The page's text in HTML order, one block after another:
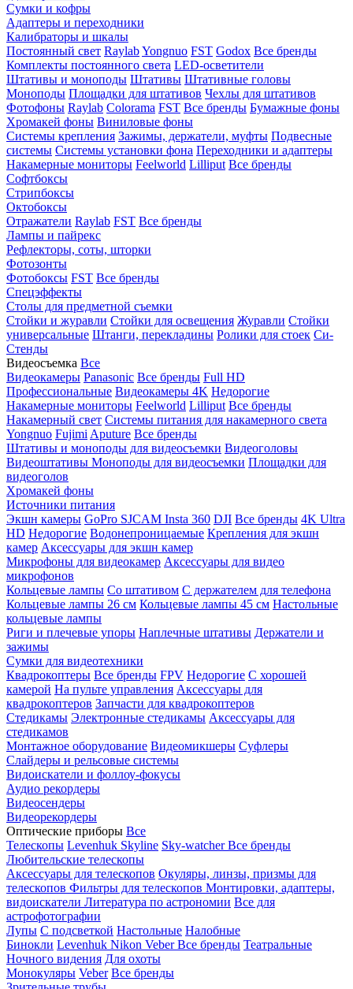
Сумки и кофры
Адаптеры и переходники
Калибраторы и шкалы
Постоянный свет RaylabYongnuo FST Godox Все бренды
Комплекты постоянного света LED-осветители
Штативы и моноподы Штативы Штативные головы
Моноподы Площадки для штативов Чехлы для штативов
Фотофоны Raylab Colorama FST Все бренды Бумажные фоны
Хромакей фоны Виниловые фоны
Системы крепления Зажимы, держатели, муфты Подвесные
системы Системы установки фона Переходники и адаптеры
Накамерные мониторы Feelworld Lilliput Все бренды
Софтбоксы
Стрипбоксы
Октобоксы
Отражатели Raylab FST Все бренды
Лампы и пайрекс
Рефлекторы, соты, шторки
Фотозонты
Фотобоксы FST Все бренды
Спецэффекты
Столы для предметной съемки
Стойки и журавли Стойки для освещения Журавли Стойки
универсальные Штанги, перекладины Ролики для стоек Си-
Стенды
Видеосъемка Все
Видеокамеры Panasonic Все бренды Full HD
Профессиональные Видеокамеры 4K Недорогие
Накамерные мониторы Feelworld Lilliput Все бренды
Накамерный свет Системы питания для накамерного света
Yongnuo Fujimi Aputure Все бренды
Штативы и моноподы для видеосъемки Видеоголовы
Видеоштативы Моноподы для видеосъемки Площадки для
видеоголов
Хромакей фоны
Источники питания
Экшн камеры GoPro SJCAM Insta 360 DJI Все бренды 4K Ultra
HD Недорогие Водонепроницаемые Крепления для экшн
камер Аксессуары для экшн камер
Микрофоны для видеокамер Аксессуары для видео
микрофонов
Кольцевые лампы Со штативом C держателем для телефона
Кольцевые лампы 26 см Кольцевые лампы 45 см Настольные
кольцевые лампы
Риги и плечевые упоры Наплечные штативы Держатели и
зажимы
Сумки для видеотехники
Квадрокоптеры Все бренды FPV Недорогие С хорошей
камерой На пульте управления Аксессуары для
квадрокоптеров Запчасти для квадрокоптеров
Стедикамы Электронные стедикамы Аксессуары для
стедикамов
Монтажное оборудование Видеомикшеры Суфлеры
Слайдеры и рельсовые системы
Видоискатели и фоллоу-фокусы
Аудио рекордеры
Видеосендеры
Видеорекордеры
Оптические приборы Все
Телескопы Levenhuk Skyline Sky-watcherВсе бренды
Любительские телескопы
Аксессуары для телескопов Окуляры, линзы, призмы для
телескопов Фильтры для телескопов Монтировки, адаптеры,
видоискатели Литература по астрономии Все для
астрофотографии
Лупы С подсветкой Настольные Налобные
Бинокли Levenhuk Nikon VeberВсе бренды Театральные
Ночного видения Для охоты
Монокуляры Veber Все бренды